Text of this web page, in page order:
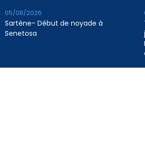
Sartène- Début de noyade à
Senetosa
05/08/2026